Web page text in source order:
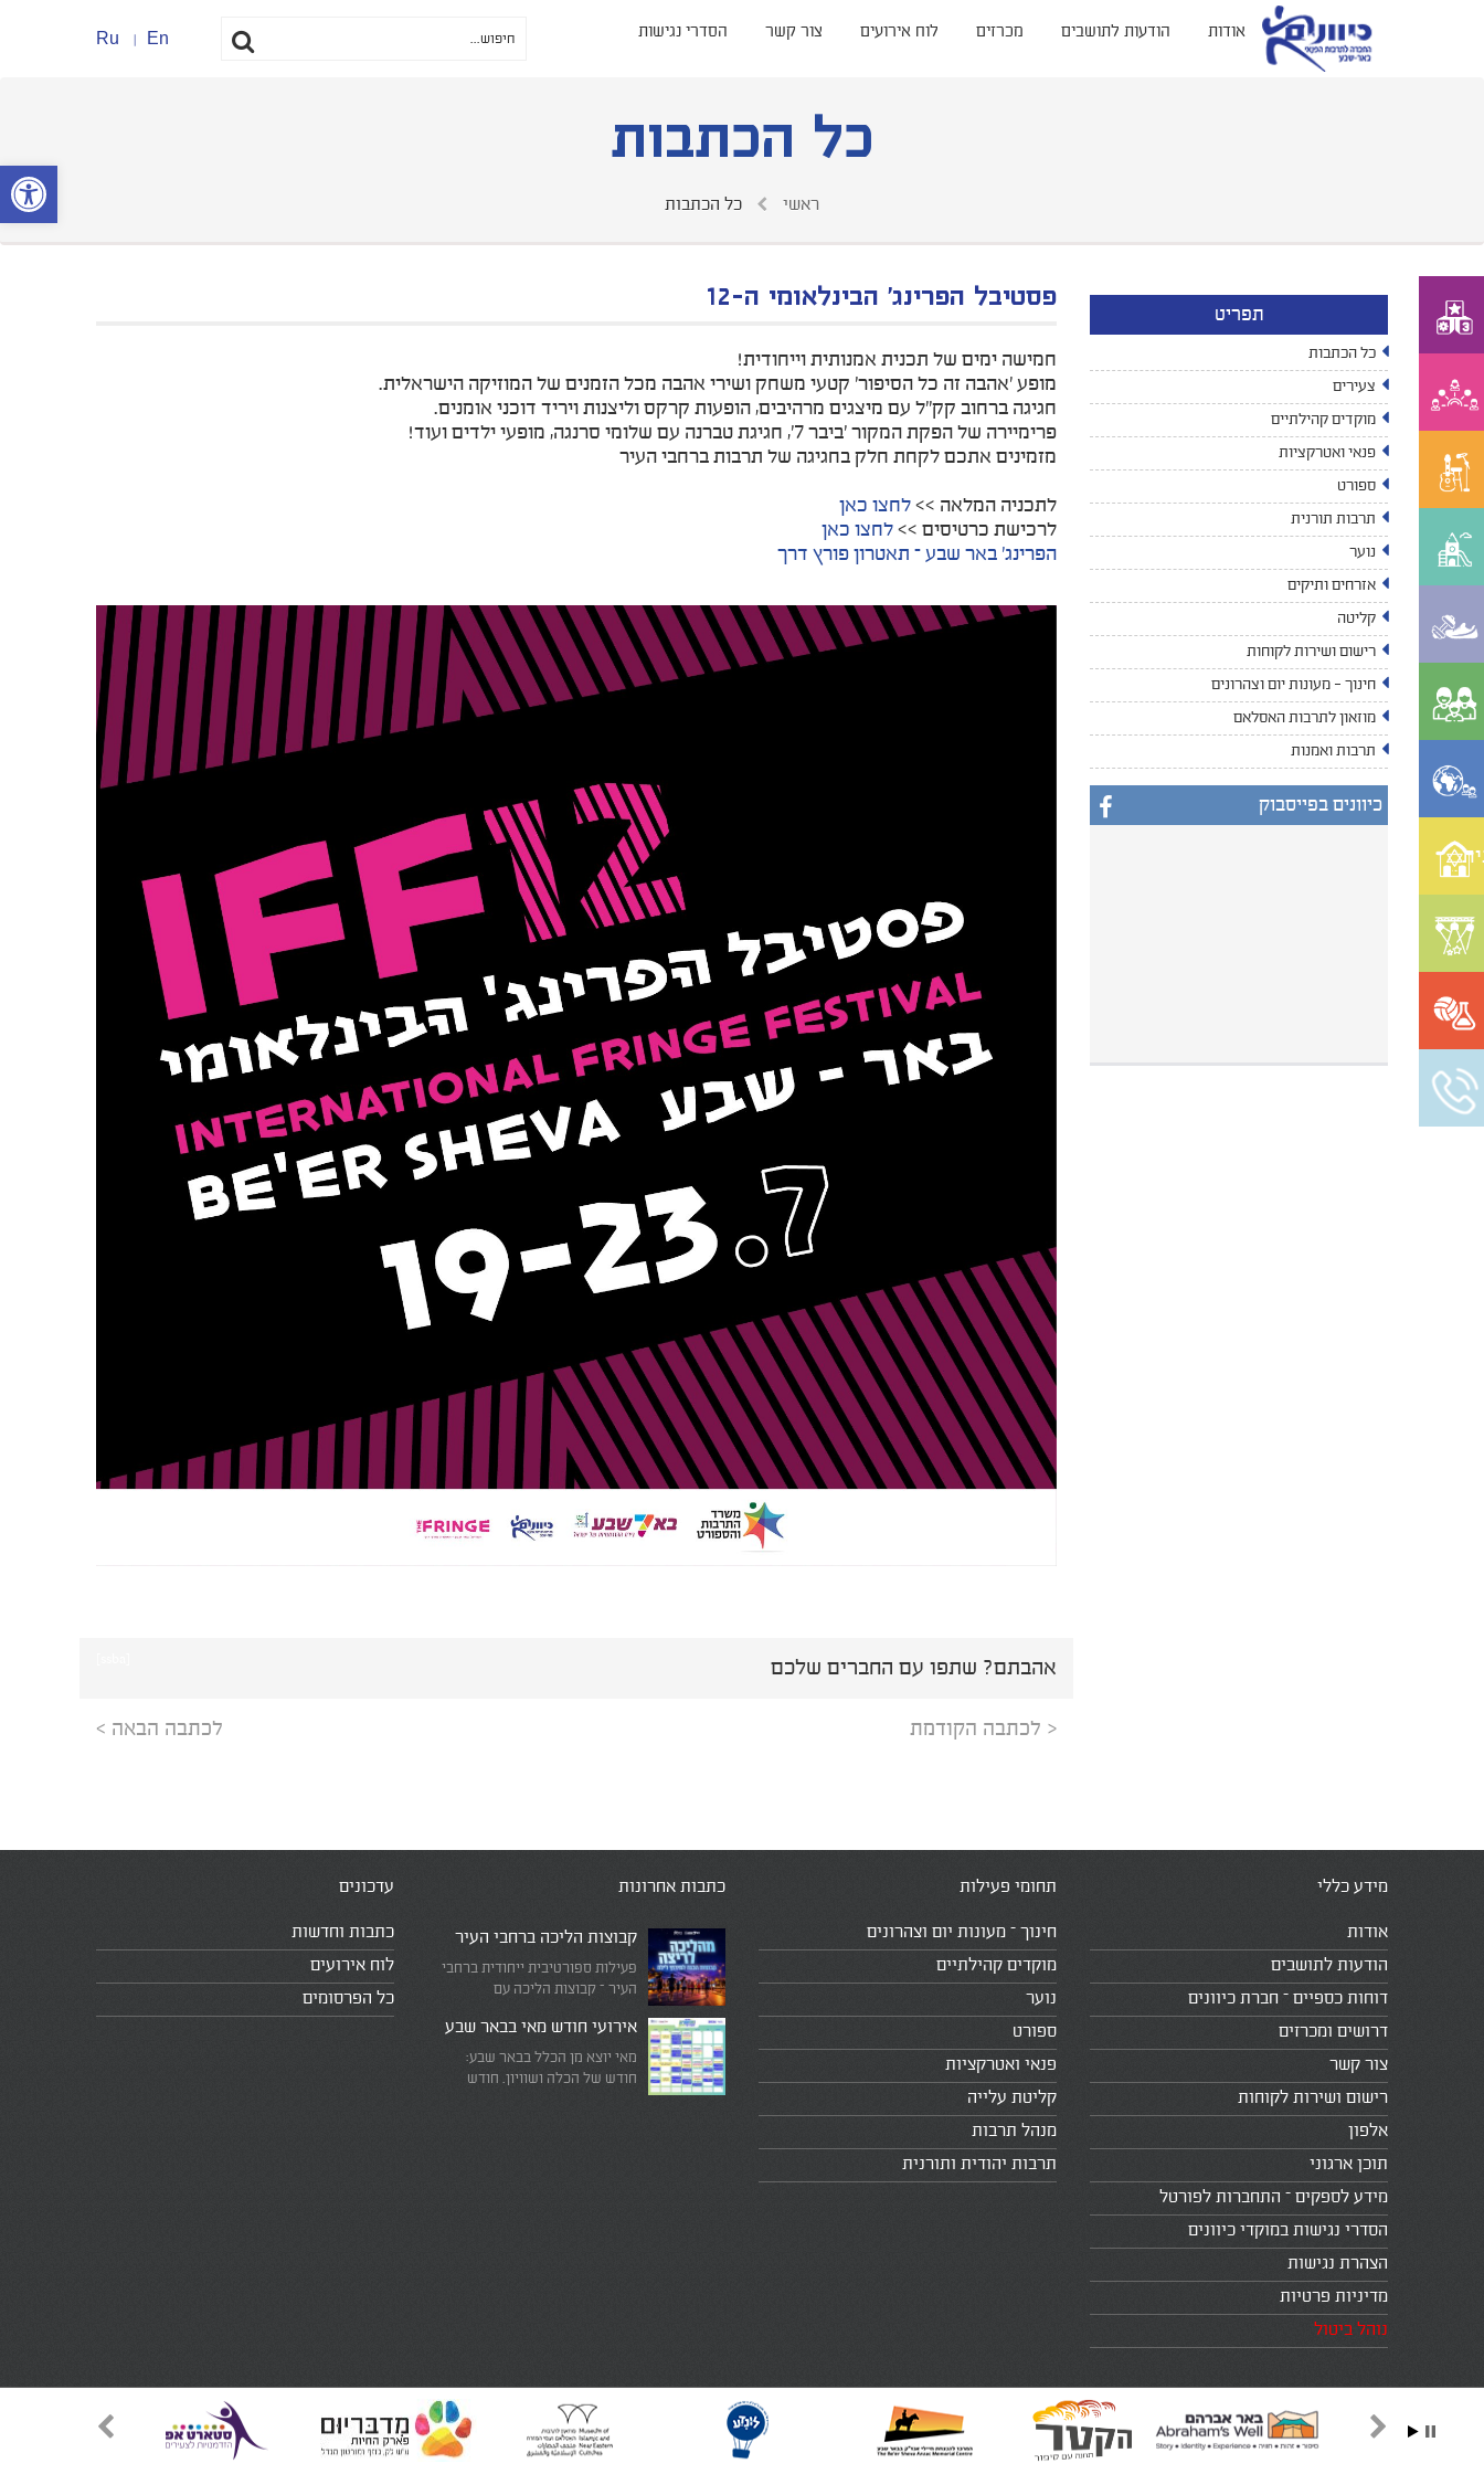
פתח סרגל
אודות הודעות לתושבים מכרזים לוח אירועים צור קשר הסדרי נגישות En
Ru
כל הכתבות
ראשי כל הכתבות
תפריט
כל הכתבות
צעירים
מוקדים קהילתיים
פנאי ואטרקציות
ספורט
תרבות תורנית
נוער
אזרחים ותיקים
קליטה
רישום ושירות לקוחות
חינוך - מעונות יום וצהרונים
מוזאון לתרבות האסלאם
תרבות ואמנות
כיוונים בפייסבוק
פסטיבל הפרינג' הבינלאומי ה-12
חמישה ימים של תכנית אמנותית וייחודית!
מופע 'אהבה זה כל הסיפור' קטעי משחק ושירי אהבה מכל הזמנים של המוזיקה הישראלית.
חגיגה ברחוב קק"ל עם מיצגים מרהיבים, הופעות קרקס וליצנות ויריד דוכני אומנים.
פרימיירה של הפקת המקור 'ביבר 7', חגיגת טברנה עם שלומי סרנגה, מופעי ילדים ועוד!
מזמינים אתכם לקחת חלק בחגיגה של תרבות ברחבי העיר
לתכניה המלאה >>לחצו כאן
לרכישת כרטיסים >>לחצו כאן
הפרינג' באר שבע – תאטרון פורץ דרך
אהבתם? שתפו עם החברים שלכם
< לכתבה הקודמת לכתבה הבאה >
מידע כללי
אודות
הודעות לתושבים
דוחות כספיים – חברת כיוונים
דרושים ומכרזים
צור קשר
רישום ושירות לקוחות
אלפון
תוכן ארגוני
מידע לספקים – התחברות לפורטל
הסדרי נגישות במוקדי כיוונים
הצהרת נגישות
מדיניות פרטיות
נוהל ביטול
תחומי פעילות
חינוך – מעונות יום וצהרונים
מוקדים קהילתיים
נוער
ספורט
פנאי ואטרקציות
קליטת עלייה
מנהל תרבות
תרבות יהודית ותורנית
כתבות אחרונות
קבוצות הליכה ברחבי העיר
פעילות ספורטיבית ייחודית ברחבי
העיר – קבוצות הליכה עם
אירועי חודש מאי בבאר שבע
מאי יוצא מן הכלל בבאר שבע:
חודש של הכלה ושוויון. חודש
עדכונים
כתבות וחדשות
לוח אירועים
כל הפרסומים